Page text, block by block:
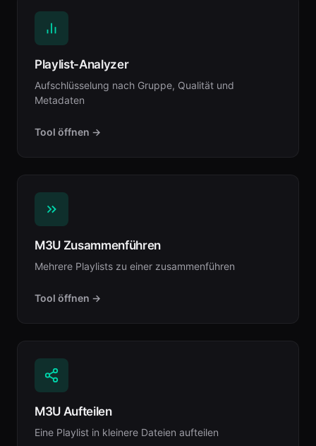
Playlist-Analyzer
Aufschlüsselung nach Gruppe, Qualität und
Metadaten
Tool öffnen →
M3U Zusammenführen
Mehrere Playlists zu einer zusammenführen
Tool öffnen →
M3U Aufteilen
Eine Playlist in kleinere Dateien aufteilen